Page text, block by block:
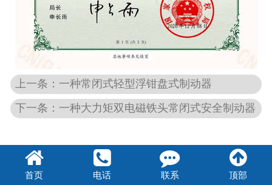
上一条：一种常闭式轻型浮钳盘式制动器
下一条：一种大力矩双电磁铁头常闭式安全制动器
首页 电话 联系 顶部
豫公网安备41082302410947号